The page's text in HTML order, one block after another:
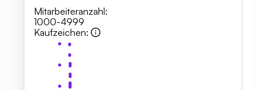
Mitarbeiteranzahl:
1000-4999
Kaufzeichen: